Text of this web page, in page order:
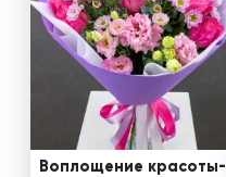
Воплощение красоты-